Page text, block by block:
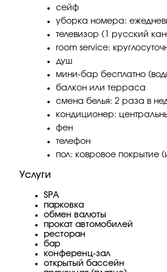
сейф
уборка номера:
телевизор (1 русский
room service:
душ
мини-бар бесплатно
балкон или терраса
смена белья: 2 раза в
кондиционер:
фен
телефон
пол: ковровое покрытие
Услуги
SPA
парковка
обмен валюты
прокат автомобилей
ресторан
бар
конференц-зал
открытый бассейн